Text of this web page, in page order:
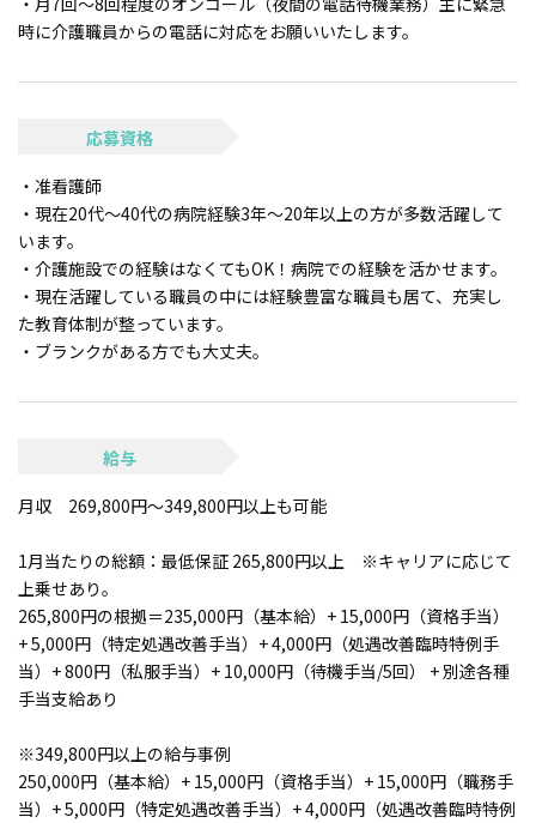
時に介護職員からの電話に対応をお願いいたします。
応募資格
・准看護師
・現在20代～40代の病院経験3年～20年以上の方が多数活躍して
います。
・介護施設での経験はなくてもOK！病院での経験を活かせます。
・現在活躍している職員の中には経験豊富な職員も居て、充実し
た教育体制が整っています。
・ブランクがある方でも大丈夫。
給与
月収 269,800円～349,800円以上も可能
1月当たりの総額：最低保証 265,800円以上 ※キャリアに応じて
上乗せあり。
265,800円の根拠＝235,000円（基本給）+ 15,000円（資格手当）
+ 5,000円（特定処遇改善手当）+ 4,000円（処遇改善臨時特例手
当）+ 800円（私服手当）+ 10,000円（待機手当/5回） + 別途各種
手当支給あり
※349,800円以上の給与事例
250,000円（基本給）+ 15,000円（資格手当）+ 15,000円（職務手
当）+ 5,000円（特定処遇改善手当）+ 4,000円（処遇改善臨時特例